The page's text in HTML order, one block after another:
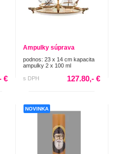
€
Ampulky súprava
podnos: 23 x 14 cm kapacita
ampulky 2 x 100 ml
s DPH 127.80,- €
NOVINKA